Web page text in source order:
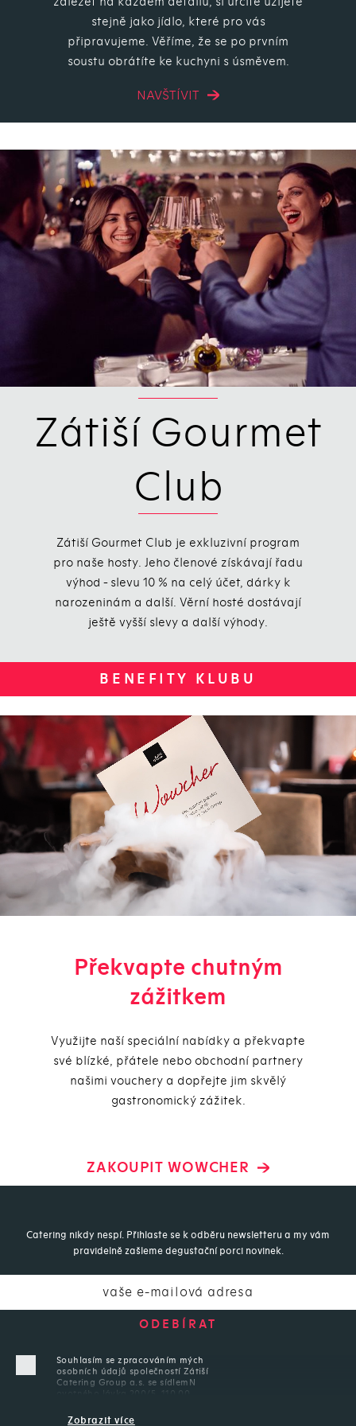
stejně jako jídlo, které pro vás
připravujeme. Věříme, že se po prvním
soustu obrátíte ke kuchyni s úsměvem.
NAVŠTÍVIT
Zátiší Gourmet
Club
Zátiší Gourmet Club je exkluzivní program
pro naše hosty. Jeho členové získávají řadu
výhod - slevu 10 % na celý účet, dárky k
narozeninám a další. Věrní hosté dostávají
ještě vyšší slevy a další výhody.
BENEFITY KLUBU
Překvapte chutným
zážitkem
Využijte naší speciální nabídky a překvapte
své blízké, přátele nebo obchodní partnery
našimi vouchery a dopřejte jim skvělý
gastronomický zážitek.
ZAKOUPIT WOWCHER
Catering nikdy nespí. Přihlaste se k odběru newsletteru a my vám
pravidelně zašleme degustační porci novinek.
Souhlasím se zpracováním mých
osobních údajů společností Zátiší
Catering Group a.s. se sídlemN
ovotného lávka 200/5, 110 00
údaje byly zpracovány za účelem
Zobrazit více